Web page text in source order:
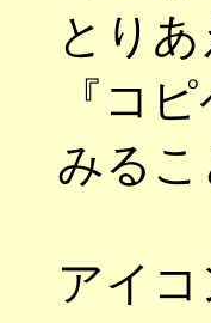
とり
『コ
みるこ
アイ